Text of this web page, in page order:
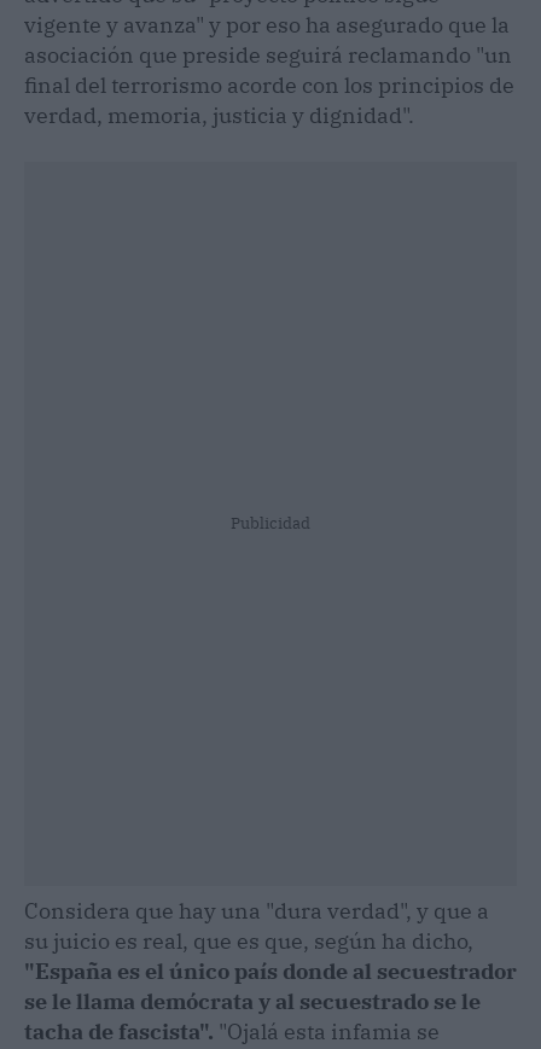
vigente y avanza" y por eso ha asegurado que la
asociación que preside seguirá reclamando "un
final del terrorismo acorde con los principios de
verdad, memoria, justicia y dignidad".
Publicidad
Considera que hay una "dura verdad", y que a
su juicio es real, que es que, según ha dicho,
"España es el único país donde al secuestrador
se le llama demócrata y al secuestrado se le
tacha de fascista". "Ojalá esta infamia se